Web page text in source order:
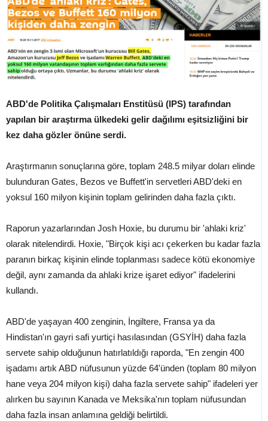
ABD'de Politika Çalışmaları Enstitüsü (IPS) tarafından
yapılan bir araştırma ülkedeki gelir dağılımı eşitsizliğini bir
kez daha gözler önüne serdi.
Araştırmanın sonuçlarına göre, toplam 248.5 milyar doları elinde
bulunduran Gates, Bezos ve Buffett'in servetleri ABD'deki en
yoksul 160 milyon kişinin toplam gelirinden daha fazla çıktı.
Raporun yazarlarından Josh Hoxie, bu durumu bir 'ahlaki kriz'
olarak nitelendirdi. Hoxie, "Birçok kişi acı çekerken bu kadar fazla
paranın birkaç kişinin elinde toplanması sadece kötü ekonomiye
değil, aynı zamanda da ahlaki krize işaret ediyor" ifadelerini
kullandı.
ABD'de yaşayan 400 zenginin, İngiltere, Fransa ya da
Hindistan'ın gayri safi yurtiçi hasılasından (GSYİH) daha fazla
servete sahip olduğunun hatırlatıldığı raporda, "En zengin 400
işadamı artık ABD nüfusunun yüzde 64'ünden (toplam 80 milyon
hane veya 204 milyon kişi) daha fazla servete sahip" ifadeleri yer
alırken bu sayının Kanada ve Meksika'nın toplam nüfusundan
daha fazla insan anlamına geldiği belirtildi.